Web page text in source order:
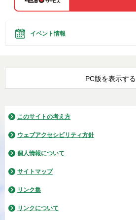
イベント情報
PC版を表示する
このサイトの考え方
ウェブアクセシビリティ方針
個人情報について
サイトマップ
リンク集
リンクについて